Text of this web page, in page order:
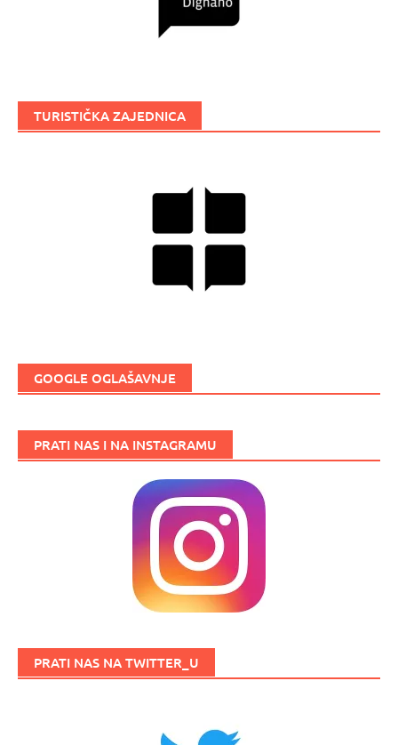
TURISTIČKA ZAJEDNICA
GOOGLE OGLAŠAVNJE
PRATI NAS I NA INSTAGRAMU
PRATI NAS NA TWITTER_U